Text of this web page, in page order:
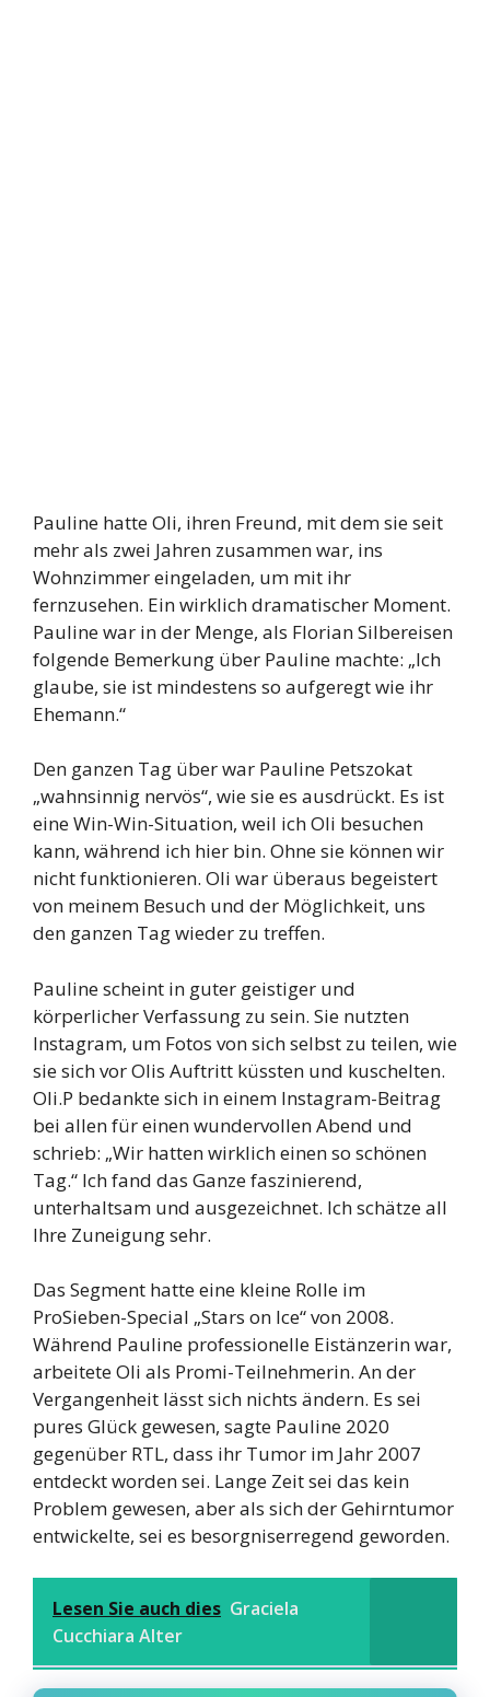
Pauline hatte Oli, ihren Freund, mit dem sie seit
mehr als zwei Jahren zusammen war, ins
Wohnzimmer eingeladen, um mit ihr
fernzusehen. Ein wirklich dramatischer Moment.
Pauline war in der Menge, als Florian Silbereisen
folgende Bemerkung über Pauline machte: „Ich
glaube, sie ist mindestens so aufgeregt wie ihr
Ehemann.“
Den ganzen Tag über war Pauline Petszokat
„wahnsinnig nervös“, wie sie es ausdrückt. Es ist
eine Win-Win-Situation, weil ich Oli besuchen
kann, während ich hier bin. Ohne sie können wir
nicht funktionieren. Oli war überaus begeistert
von meinem Besuch und der Möglichkeit, uns
den ganzen Tag wieder zu treffen.
Pauline scheint in guter geistiger und
körperlicher Verfassung zu sein. Sie nutzten
Instagram, um Fotos von sich selbst zu teilen, wie
sie sich vor Olis Auftritt küssten und kuschelten.
Oli.P bedankte sich in einem Instagram-Beitrag
bei allen für einen wundervollen Abend und
schrieb: „Wir hatten wirklich einen so schönen
Tag.“ Ich fand das Ganze faszinierend,
unterhaltsam und ausgezeichnet. Ich schätze all
Ihre Zuneigung sehr.
Das Segment hatte eine kleine Rolle im
ProSieben-Special „Stars on Ice“ von 2008.
Während Pauline professionelle Eistänzerin war,
arbeitete Oli als Promi-Teilnehmerin. An der
Vergangenheit lässt sich nichts ändern. Es sei
pures Glück gewesen, sagte Pauline 2020
gegenüber RTL, dass ihr Tumor im Jahr 2007
entdeckt worden sei. Lange Zeit sei das kein
Problem gewesen, aber als sich der Gehirntumor
entwickelte, sei es besorgniserregend geworden.
Lesen Sie auch dies Graciela
Cucchiara Alter